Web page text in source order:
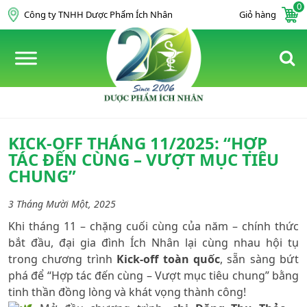
Skip to content
Công ty TNHH Dược Phẩm Ích Nhân Giỏ hàng
0
KICK-OFF THÁNG 11/2025: “HỢP
TÁC ĐẾN CÙNG – VƯỢT MỤC TIÊU
CHUNG”
3 Tháng Mười Một, 2025
Khi tháng 11 – chặng cuối cùng của năm – chính thức
bắt đầu, đại gia đình Ích Nhân lại cùng nhau hội tụ
trong chương trình Kick-off toàn quốc, sẵn sàng bứt
phá để “Hợp tác đến cùng – Vượt mục tiêu chung” bằng
tinh thần đồng lòng và khát vọng thành công!